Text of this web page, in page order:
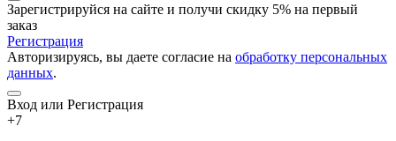
Зарегистрируйся на сайте и получи скидку 5% на первый
заказ
Регистрация
Авторизируясь, вы даете согласие на обработку персональных
данных.
Вход или Регистрация
+7